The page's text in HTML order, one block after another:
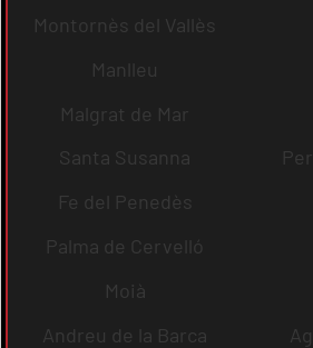
Montornès del Vallès
Manlleu
Malgrat de Mar
Santa Susanna
Fe del Penedès
Palma de Cervelló
Moià
Andreu de la Barca